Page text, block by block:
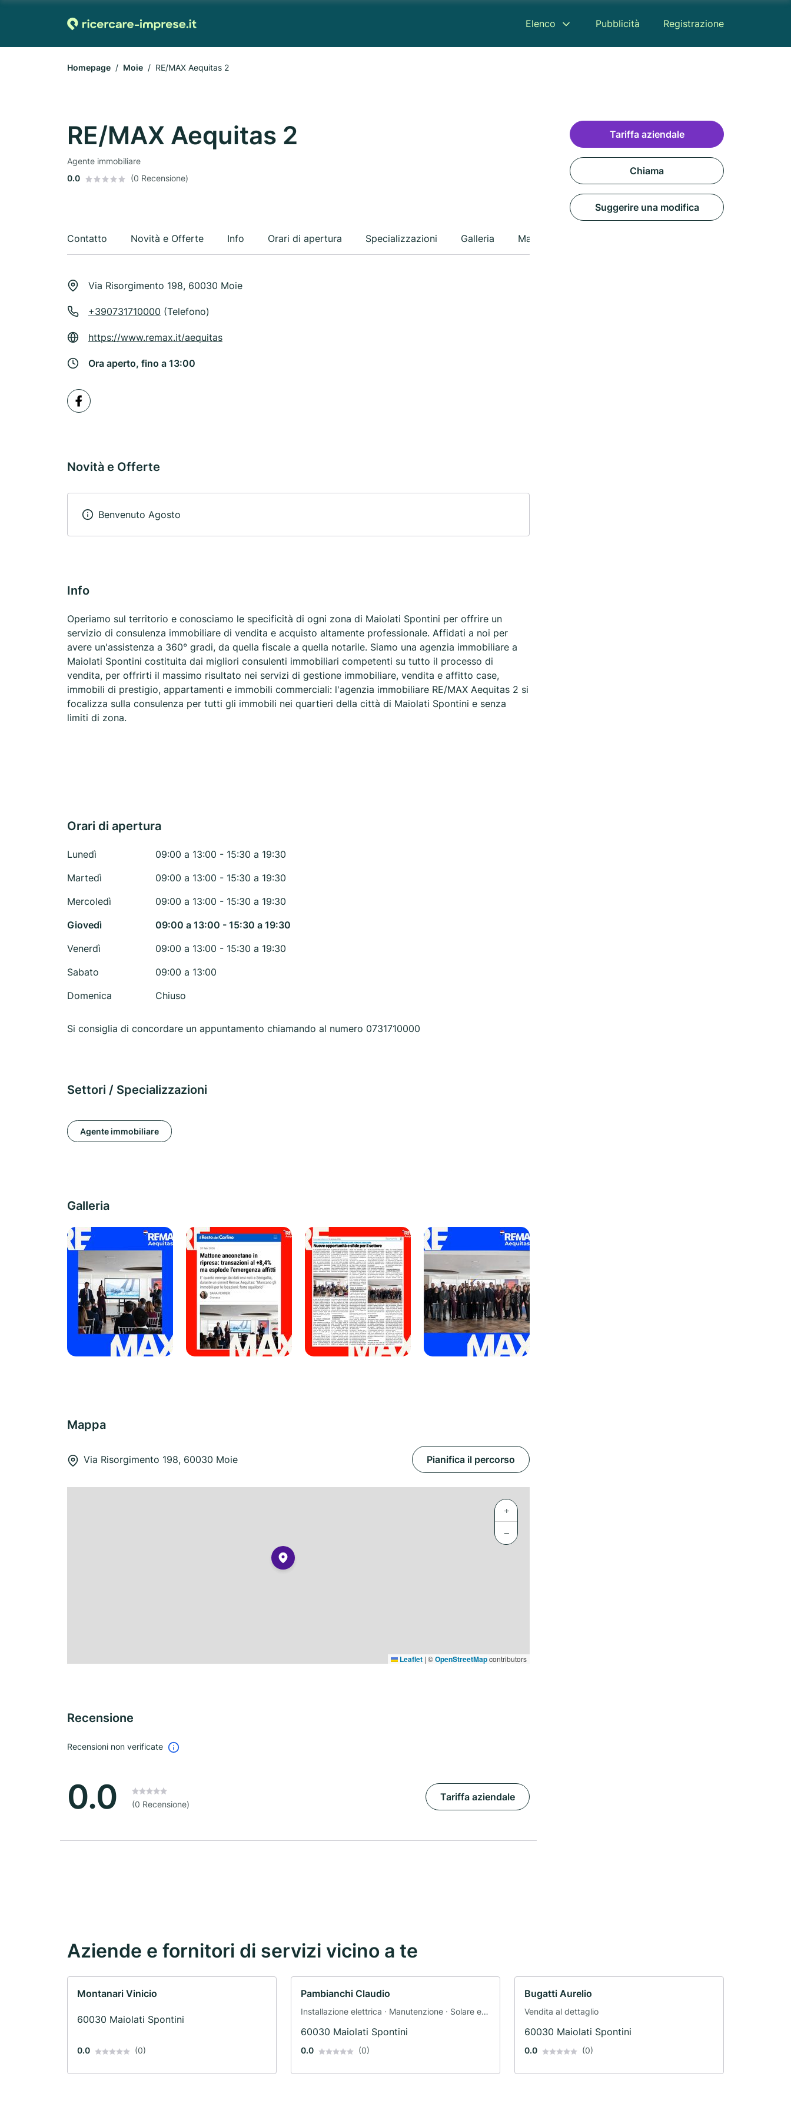
Elenco Pubblicità Registrazione
Homepage Moie RE/MAX Aequitas 2
RE/MAX Aequitas 2
Agente immobiliare
0.0
(0 Recensione)
Contatto Novità e Offerte Info Orari di apertura Specializzazioni Galleria Mappa
Via Risorgimento 198, 60030 Moie
+390731710000 (Telefono)
https://www.remax.it/aequitas
Ora aperto, fino a 13:00
Novità e Offerte
Benvenuto Agosto
Info
Operiamo sul territorio e conosciamo le specificità di ogni zona di Maiolati Spontini per offrire un
servizio di consulenza immobiliare di vendita e acquisto altamente professionale. Affidati a noi per
avere un'assistenza a 360° gradi, da quella fiscale a quella notarile. Siamo una agenzia immobiliare a
Maiolati Spontini costituita dai migliori consulenti immobiliari competenti su tutto il processo di
vendita, per offrirti il massimo risultato nei servizi di gestione immobiliare, vendita e affitto case,
immobili di prestigio, appartamenti e immobili commerciali: l'agenzia immobiliare RE/MAX Aequitas 2 si
focalizza sulla consulenza per tutti gli immobili nei quartieri della città di Maiolati Spontini e senza
limiti di zona.
Orari di apertura
Lunedì
09:00 a 13:00 - 15:30 a 19:30
Martedì
09:00 a 13:00 - 15:30 a 19:30
Mercoledì
09:00 a 13:00 - 15:30 a 19:30
Giovedì
09:00 a 13:00 - 15:30 a 19:30
Venerdì
09:00 a 13:00 - 15:30 a 19:30
Sabato
09:00 a 13:00
Domenica
Chiuso
Si consiglia di concordare un appuntamento chiamando al numero 0731710000
Settori / Specializzazioni
Agente immobiliare
Galleria
Mappa
Via Risorgimento 198, 60030 Moie Pianifica il percorso
+
−
Leaflet | ©OpenStreetMapcontributors
Recensione
Recensioni non verificate
0.0 (0 Recensione)
Tariffa aziendale
Tariffa aziendale
Chiama
Suggerire una modifica
Aziende e fornitori di servizi vicino a te
Montanari Vinicio
60030 Maiolati Spontini
0.0 (0)
Pambianchi Claudio
Installazione elettrica · Manutenzione · Solare e
60030 Maiolati Spontini
0.0 (0)
Bugatti Aurelio
Vendita al dettaglio
60030 Maiolati Spontini
0.0 (0)